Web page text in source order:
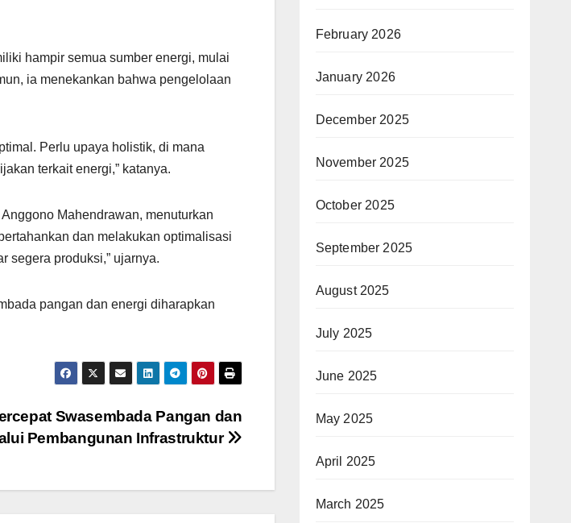
hampir semua sumber energi, mulai
ia menekankan bahwa pengelolaan
Perlu upaya holistik, di mana
terkait energi,” katanya.
Mahendrawan, menuturkan
dan melakukan optimalisasi
segera produksi,” ujarnya.
pangan dan energi diharapkan
Swasembada Pangan dan
Pembangunan Infrastruktur
February 2026
January 2026
December 2025
November 2025
October 2025
September 2025
August 2025
July 2025
June 2025
May 2025
April 2025
March 2025